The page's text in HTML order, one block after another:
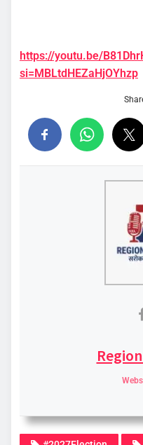
https://youtu.be/
si=MBLtdHEZaHjOYhzp